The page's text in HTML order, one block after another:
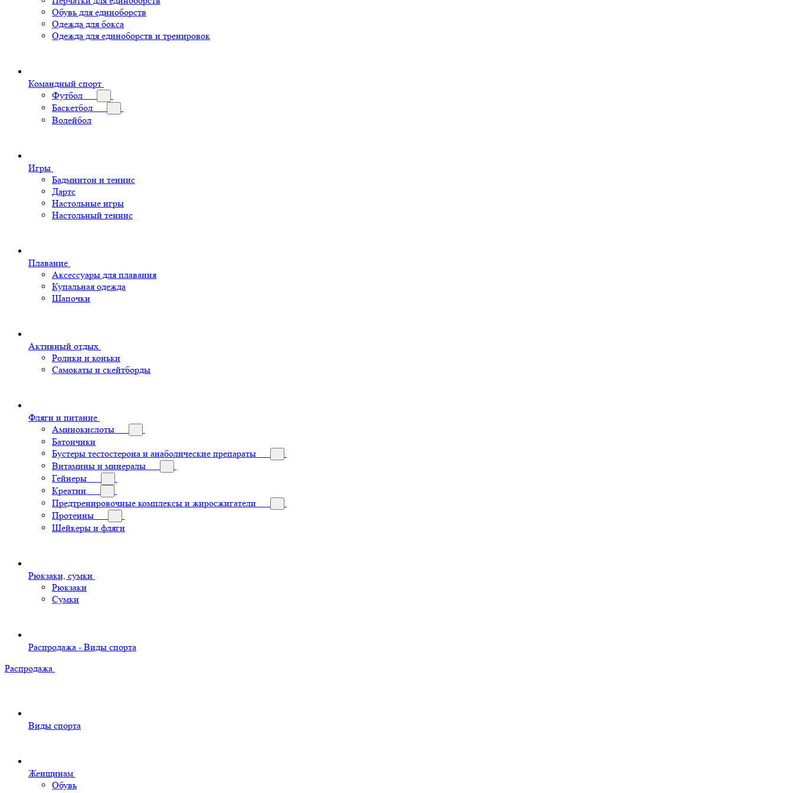
Обувь для единоборств
Одежда для бокса
Одежда для единоборств и тренировок
Командный спорт
Футбол
Баскетбол
Волейбол
Игры
Бадминтон и теннис
Дартс
Настольные игры
Настольный теннис
Плавание
Аксессуары для плавания
Купальная одежда
Шапочки
Активный отдых
Ролики и коньки
Самокаты и скейтборды
Фляги и питание
Аминокислоты
Батончики
Бустеры тестостерона и анаболические препараты
Витамины и минералы
Гейнеры
Креатин
Предтренировочные комплексы и жиросжигатели
Протеины
Шейкеры и фляги
Рюкзаки, сумки
Рюкзаки
Сумки
Распродажа - Виды спорта
Распродажа
Виды спорта
Женщинам
Обувь